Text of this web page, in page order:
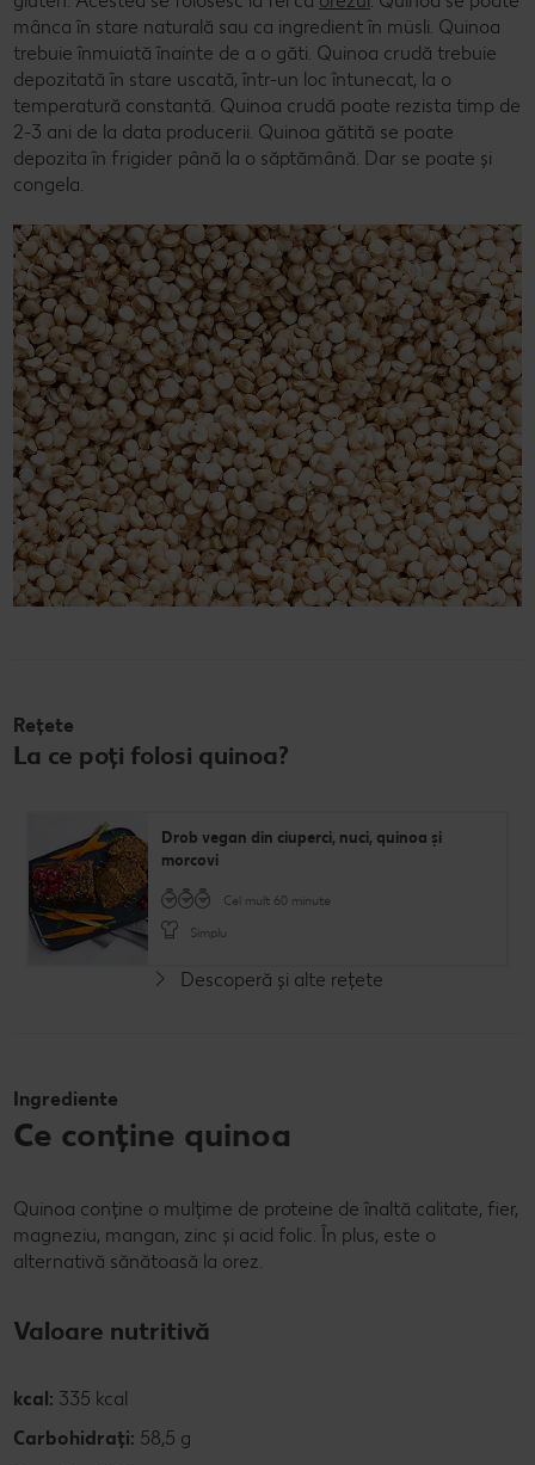
mânca în stare naturală sau ca ingredient în müsli. Quinoa
trebuie înmuiată înainte de a o găti. Quinoa crudă trebuie
depozitată în stare uscată, într-un loc întunecat, la o
temperatură constantă. Quinoa crudă poate rezista timp de
2-3 ani de la data producerii. Quinoa gătită se poate
depozita în frigider până la o săptămână. Dar se poate și
congela.
Rețete
La ce poți folosi quinoa?
Drob vegan din ciuperci, nuci, quinoa și
morcovi
Cel mult 60 minute
Simplu
Descoperă și alte rețete
Ingrediente
Ce conține quinoa
Quinoa conține o mulțime de proteine de înaltă calitate, fier,
magneziu, mangan, zinc și acid folic. În plus, este o
alternativă sănătoasă la orez.
Valoare nutritivă
kcal: 335 kcal
Carbohidrați: 58,5 g